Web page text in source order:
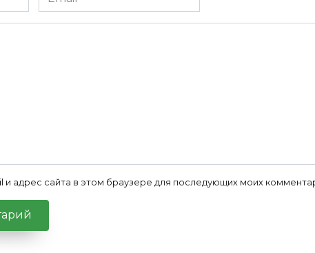
*
и адрес сайта в этом браузере для последующих моих